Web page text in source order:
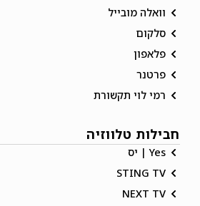
וואלה מובייל
סלקום
פלאפון
פרטנר
רמי לוי תקשורת
חבילות טלווזיה
Yes | יס
STING TV
NEXT TV